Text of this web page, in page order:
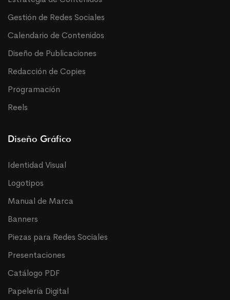
Gestión de Redes Sociales
Calendario de Contenidos
Diseño de Publicaciones
Redacción de Copies
Programación
Reels
Diseño Gráfico
Identidad Visual
Logotipos
Manual de Marca
Banners
Piezas para Redes Sociales
Presentaciones
Catálogo PDF
Papelería Digital